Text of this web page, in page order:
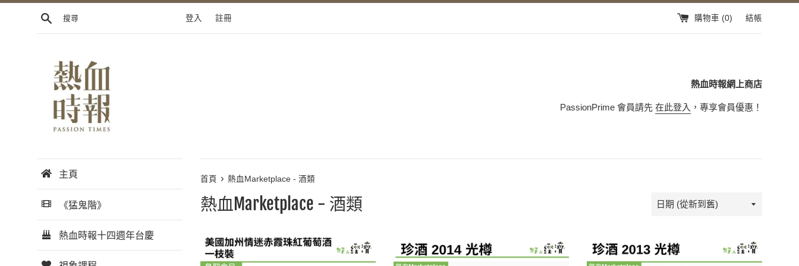
跳
搜尋 登入 註冊 購物車 (0) 結帳
熱血時報網上商店
PassionPrime 會員請先 在此登入 ，專享會員優惠！
主頁
《猛鬼階》
熱血時報十四週年台慶
首頁 › 熱血Marketplace - 酒類
熱血Marketplace - 酒類
排
式